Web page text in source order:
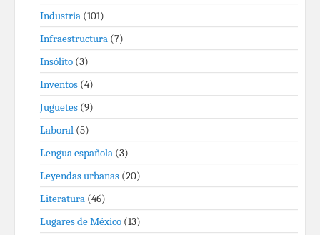
Industria (101)
Infraestructura (7)
Insólito (3)
Inventos (4)
Juguetes (9)
Laboral (5)
Lengua española (3)
Leyendas urbanas (20)
Literatura (46)
Lugares de México (13)